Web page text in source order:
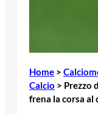
Home >
Calcio > Prezzo
frena la corsa al